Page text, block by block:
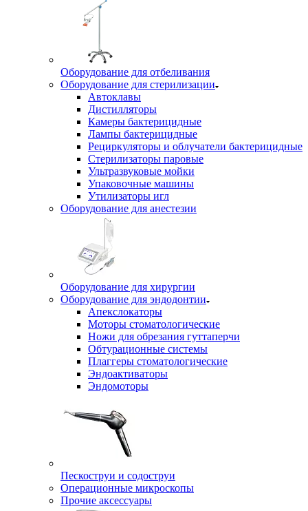
Оборудование для отбеливания
Оборудование для стерилизации
Автоклавы
Дистилляторы
Камеры бактерицидные
Лампы бактерицидные
Рециркуляторы и облучатели бактерицидные
Стерилизаторы паровые
Ультразвуковые мойки
Упаковочные машины
Утилизаторы игл
Оборудование для анестезии
Оборудование для хирургии
Оборудование для эндодонтии
Апекслокаторы
Моторы стоматологические
Ножи для обрезания гуттаперчи
Обтурационные системы
Плаггеры стоматологические
Эндоактиваторы
Эндомоторы
Пескоструи и содоструи
Операционные микроскопы
Прочие аксессуары